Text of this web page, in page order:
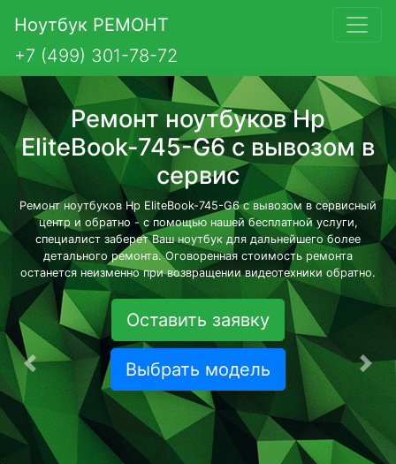
Ноутбук РЕМОНТ
+7 (499) 301-78-72
Ремонт ноутбуков Hp
EliteBook-745-G6 с вывозом в
сервис
Ремонт ноутбуков Hp EliteBook-745-G6 с вывозом в сервисный
центр и обратно - с помощью нашей бесплатной услуги,
специалист заберет Ваш ноутбук для дальнейшего более
детального ремонта. Оговоренная стоимость ремонта
останется неизменно при возвращении видеотехники обратно.
Оставить заявку
Выбрать модель
Предыдущая